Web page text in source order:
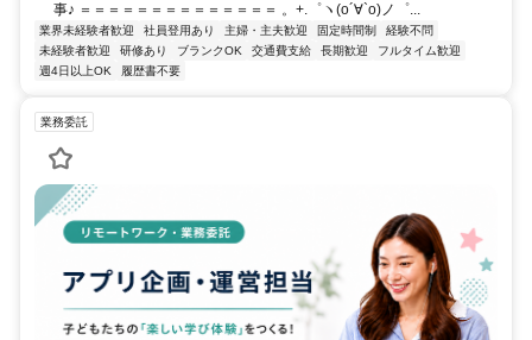
事♪ ＝＝＝＝＝＝＝＝＝＝＝＝＝＝ 。+.゜ヽ(o´∀`o)ノ゜...
業界未経験者歓迎 社員登用あり 主婦・主夫歓迎 固定時間制
経験不問
未経験者歓迎
研修あり ブランクOK 交通費支給 長期歓迎
フルタイム歓迎
週4日以上OK
履歴書不要
業務委託